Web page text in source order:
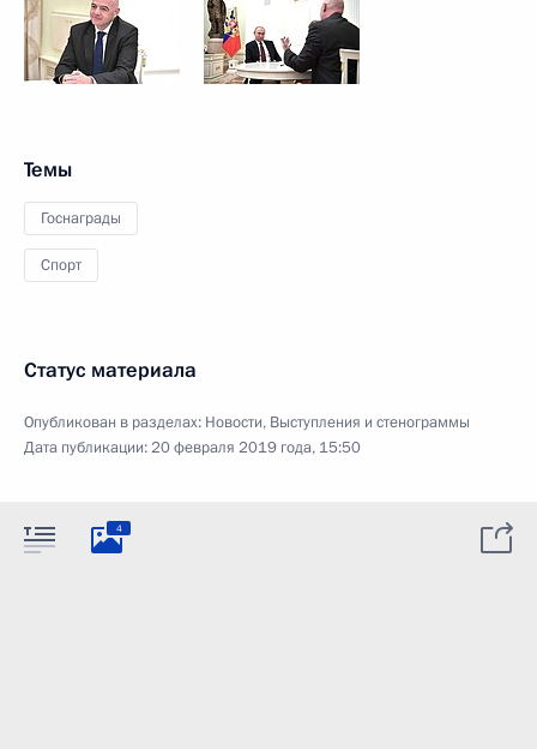
Темы
Госнаграды
Спорт
Статус материала
Опубликован в разделах: Новости, Выступления и стенограммы
Дата публикации:20 февраля 2019 года, 15:50
4